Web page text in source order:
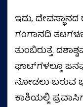
ಇದು,
ಗಂಗಾನದಿ
ತುಂಬಿರುತ್ತೆ.
ಘಾಟ್‌ಗಳಲ್ಲೂ
ನೋಡಲು ಬರುವ
ಕಾಶಿಯಲ್ಲಿ